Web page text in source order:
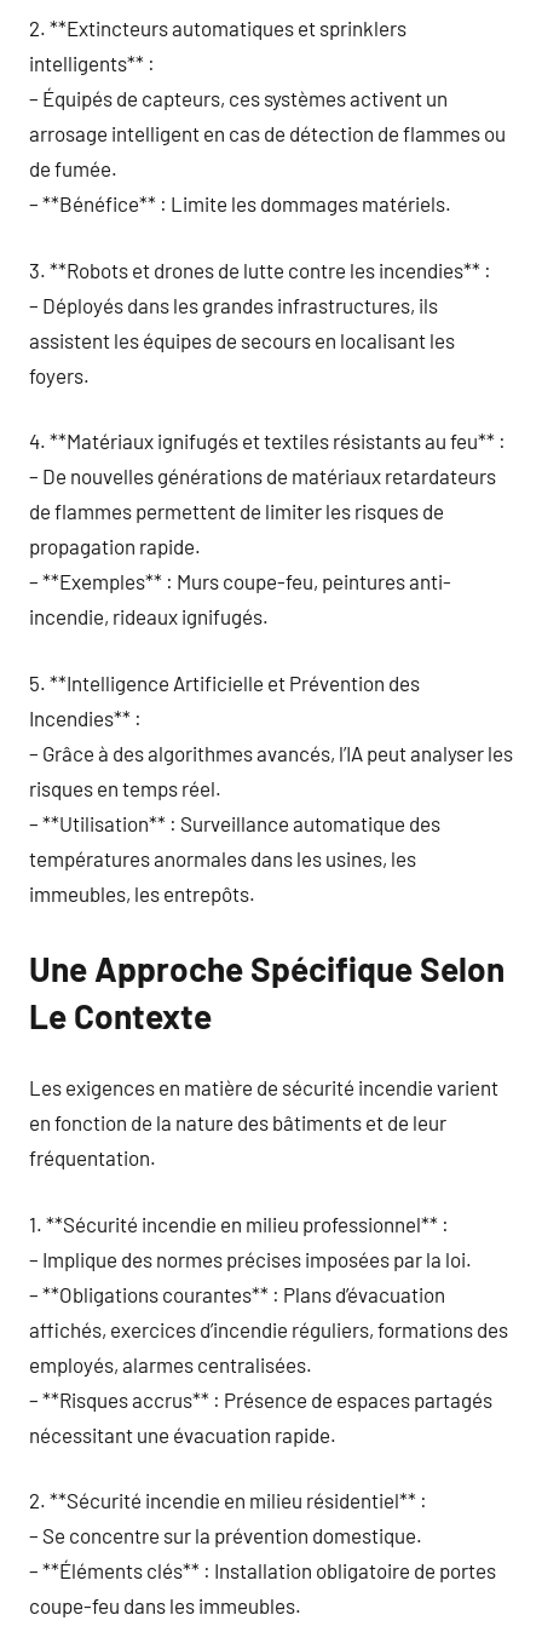
2. **Extincteurs automatiques et sprinklers
intelligents** :
– Équipés de capteurs, ces systèmes activent un
arrosage intelligent en cas de détection de flammes ou
de fumée.
– **Bénéfice** : Limite les dommages matériels.
3. **Robots et drones de lutte contre les incendies** :
– Déployés dans les grandes infrastructures, ils
assistent les équipes de secours en localisant les
foyers.
4. **Matériaux ignifugés et textiles résistants au feu** :
– De nouvelles générations de matériaux retardateurs
de flammes permettent de limiter les risques de
propagation rapide.
– **Exemples** : Murs coupe-feu, peintures anti-
incendie, rideaux ignifugés.
5. **Intelligence Artificielle et Prévention des
Incendies** :
– Grâce à des algorithmes avancés, l’IA peut analyser les
risques en temps réel.
– **Utilisation** : Surveillance automatique des
températures anormales dans les usines, les
immeubles, les entrepôts.
Une Approche Spécifique Selon
Le Contexte
Les exigences en matière de sécurité incendie varient
en fonction de la nature des bâtiments et de leur
fréquentation.
1. **Sécurité incendie en milieu professionnel** :
– Implique des normes précises imposées par la loi.
– **Obligations courantes** : Plans d’évacuation
affichés, exercices d’incendie réguliers, formations des
employés, alarmes centralisées.
– **Risques accrus** : Présence de espaces partagés
nécessitant une évacuation rapide.
2. **Sécurité incendie en milieu résidentiel** :
– Se concentre sur la prévention domestique.
– **Éléments clés** : Installation obligatoire de portes
coupe-feu dans les immeubles.